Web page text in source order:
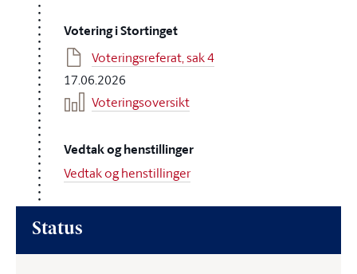
Votering i Stortinget
Voteringsreferat, sak 4
17.06.2026
Voteringsoversikt
Vedtak og henstillinger
Vedtak og henstillinger
Status